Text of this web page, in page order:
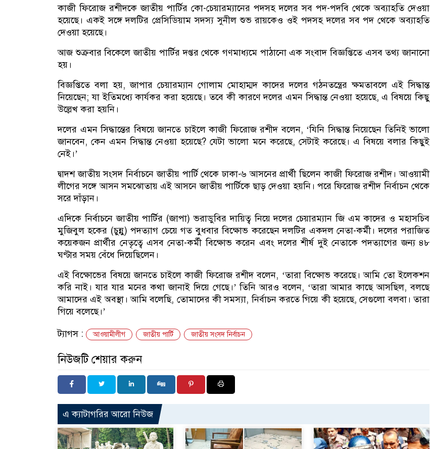
কাজী ফিরোজ রশীদকে জাতীয় পার্টির কো-চেয়ারম্যানের পদসহ দলের সব পদ-পদবি থেকে অব্যাহতি দেওয়া
হয়েছে। একই সঙ্গে দলটির প্রেসিডিয়াম সদস্য সুনীল শুভ রায়কেও ওই পদসহ দলের সব পদ থেকে অব্যাহতি
দেওয়া হয়েছে।
আজ শুক্রবার বিকেলে জাতীয় পার্টির দপ্তর থেকে গণমাধ্যমে পাঠানো এক সংবাদ বিজ্ঞপ্তিতে এসব তথ্য জানানো
হয়।
বিজ্ঞপ্তিতে বলা হয়, জাপার চেয়ারম্যান গোলাম মোহাম্মদ কাদের দলের গঠনতন্ত্রের ক্ষমতাবলে এই সিদ্ধান্ত
নিয়েছেন; যা ইতিমধ্যে কার্যকর করা হয়েছে। তবে কী কারণে দলের এমন সিদ্ধান্ত নেওয়া হয়েছে, এ বিষয়ে কিছু
উল্লেখ করা হয়নি।
দলের এমন সিদ্ধান্তের বিষয়ে জানতে চাইলে কাজী ফিরোজ রশীদ বলেন, ‘যিনি সিদ্ধান্ত নিয়েছেন তিনিই ভালো
জানবেন, কেন এমন সিদ্ধান্ত নেওয়া হয়েছে? যেটা ভালো মনে করেছে, সেটাই করেছে। এ বিষয়ে বলার কিছুই
নেই।’
দ্বাদশ জাতীয় সংসদ নির্বাচনে জাতীয় পার্টি থেকে ঢাকা-৬ আসনের প্রার্থী ছিলেন কাজী ফিরোজ রশীদ। আওয়ামী
লীগের সঙ্গে আসন সমঝোতায় এই আসনে জাতীয় পার্টিকে ছাড় দেওয়া হয়নি। পরে ফিরোজ রশীদ নির্বাচন থেকে
সরে দাঁড়ান।
এদিকে নির্বাচনে জাতীয় পার্টির (জাপা) ভরাডুবির দায়িত্ব নিয়ে দলের চেয়ারম্যান জি এম কাদের ও মহাসচিব
মুজিবুল হকের (চুন্নু) পদত্যাগ চেয়ে গত বুধবার বিক্ষোভ করেছেন দলটির একদল নেতা-কর্মী। দলের পরাজিত
কয়েকজন প্রার্থীর নেতৃত্বে এসব নেতা-কর্মী বিক্ষোভ করেন এবং দলের শীর্ষ দুই নেতাকে পদত্যাগের জন্য ৪৮
ঘণ্টার সময় বেঁধে দিয়েছিলেন।
এই বিক্ষোভের বিষয়ে জানতে চাইলে কাজী ফিরোজ রশীদ বলেন, ‘তারা বিক্ষোভ করেছে। আমি তো ইলেকশন
করি নাই। যার যার মনের কথা জানাই দিয়ে গেছে।’ তিনি আরও বলেন, ‘তারা আমার কাছে আসছিল, বলছে
আমাদের এই অবস্থা। আমি বলেছি, তোমাদের কী সমস্যা, নির্বাচন করতে গিয়ে কী হয়েছে, সেগুলো বলবা। তারা
গিয়ে বলেছে।’
ট্যাগস :
আওয়ামীলীগ জাতীয় পার্টি জাতীয় সংসদ নির্বাচন
নিউজটি শেয়ার করুন
এ ক্যাটাগরির আরো নিউজ